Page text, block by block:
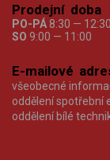
Prodejní doba
PO-PÁ 8:30 —
SO 9:00 — 11:00
E-mailové
všeobecné
oddělení spotřební
oddělení bílé